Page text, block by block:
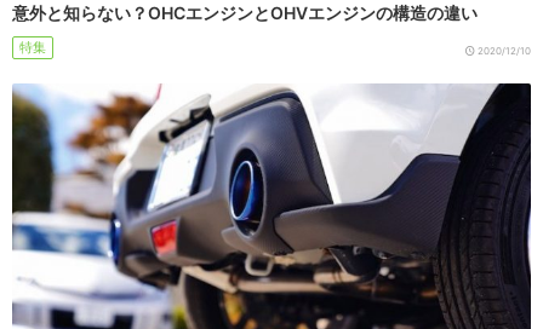
意外と知らない？OHCエンジンとOHVエンジンの構造の違い
特集 2020/12/10